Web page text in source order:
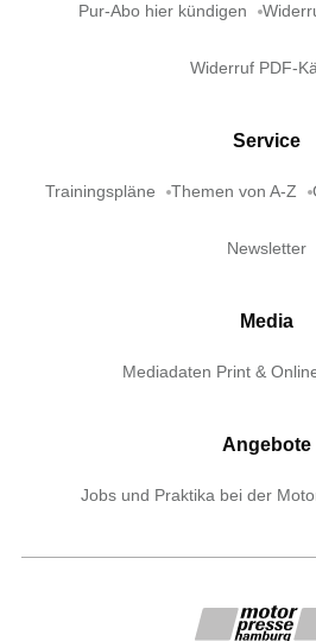
Pur-Abo hier kündigen
Widerruf PDF-
Service
Trainingspläne Themen von A-Z
Newsletter
Media
Mediadaten Print &
Angebote
Jobs und Praktika bei der